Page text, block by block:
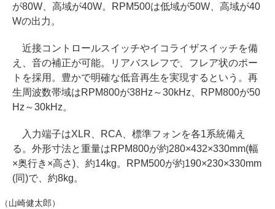
が80W、高域が40W。RPM500は低域が50W、高域が40
Wの出力。
近接コントロールスイッチやイコライザスイッチを備
え、音の補正が可能。リアバスレフで、フレア状のポー
トを採用。豊かで明確な低音再生を実現するという。再
生周波数帯域はRPM800が38Hz～30kHz、RPM800が50
Hz～30kHz。
入力端子はXLR、RCA、標準フォンを各1系統備え
る。外形寸法と重量はRPM800が約280×432×330mm(幅
×奥行き×高さ)、約14kg。RPM500が約190×230×330mm
(同)で、約8kg。
（山崎健太郎）